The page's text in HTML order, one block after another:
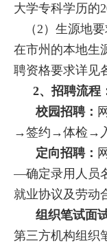
大学专科学历的
（ 2）生源地
在市州的本地生
聘资格要求详见
2、招聘流程
校园招聘：
→签约→体检→入
定向招聘：
—确定录用人员
就业协议及劳动
组织笔试面
第三方机构组织